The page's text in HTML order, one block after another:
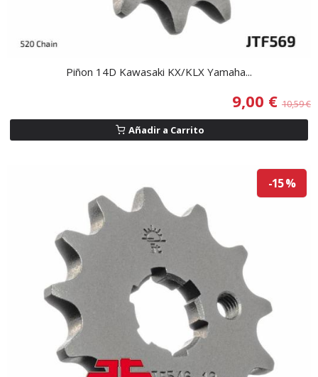
Piñon 14D Kawasaki KX/KLX Yamaha...
9,00 € 10,59 €
Añadir a Carrito
-15 %